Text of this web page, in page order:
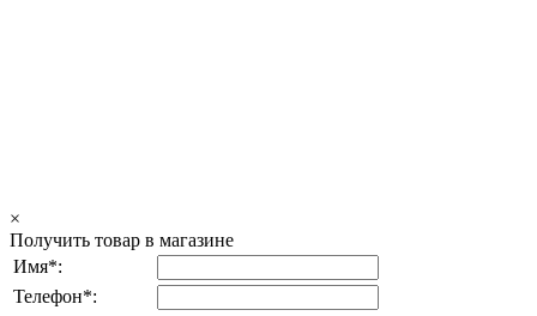
×
Получить товар в магазине
Имя*:
Телефон*: